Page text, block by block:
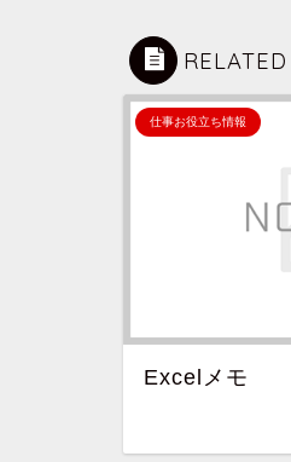
仕事お役立ち情報
Excelメモ